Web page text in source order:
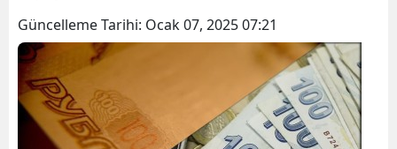
Güncelleme Tarihi: Ocak 07, 2025 07:21